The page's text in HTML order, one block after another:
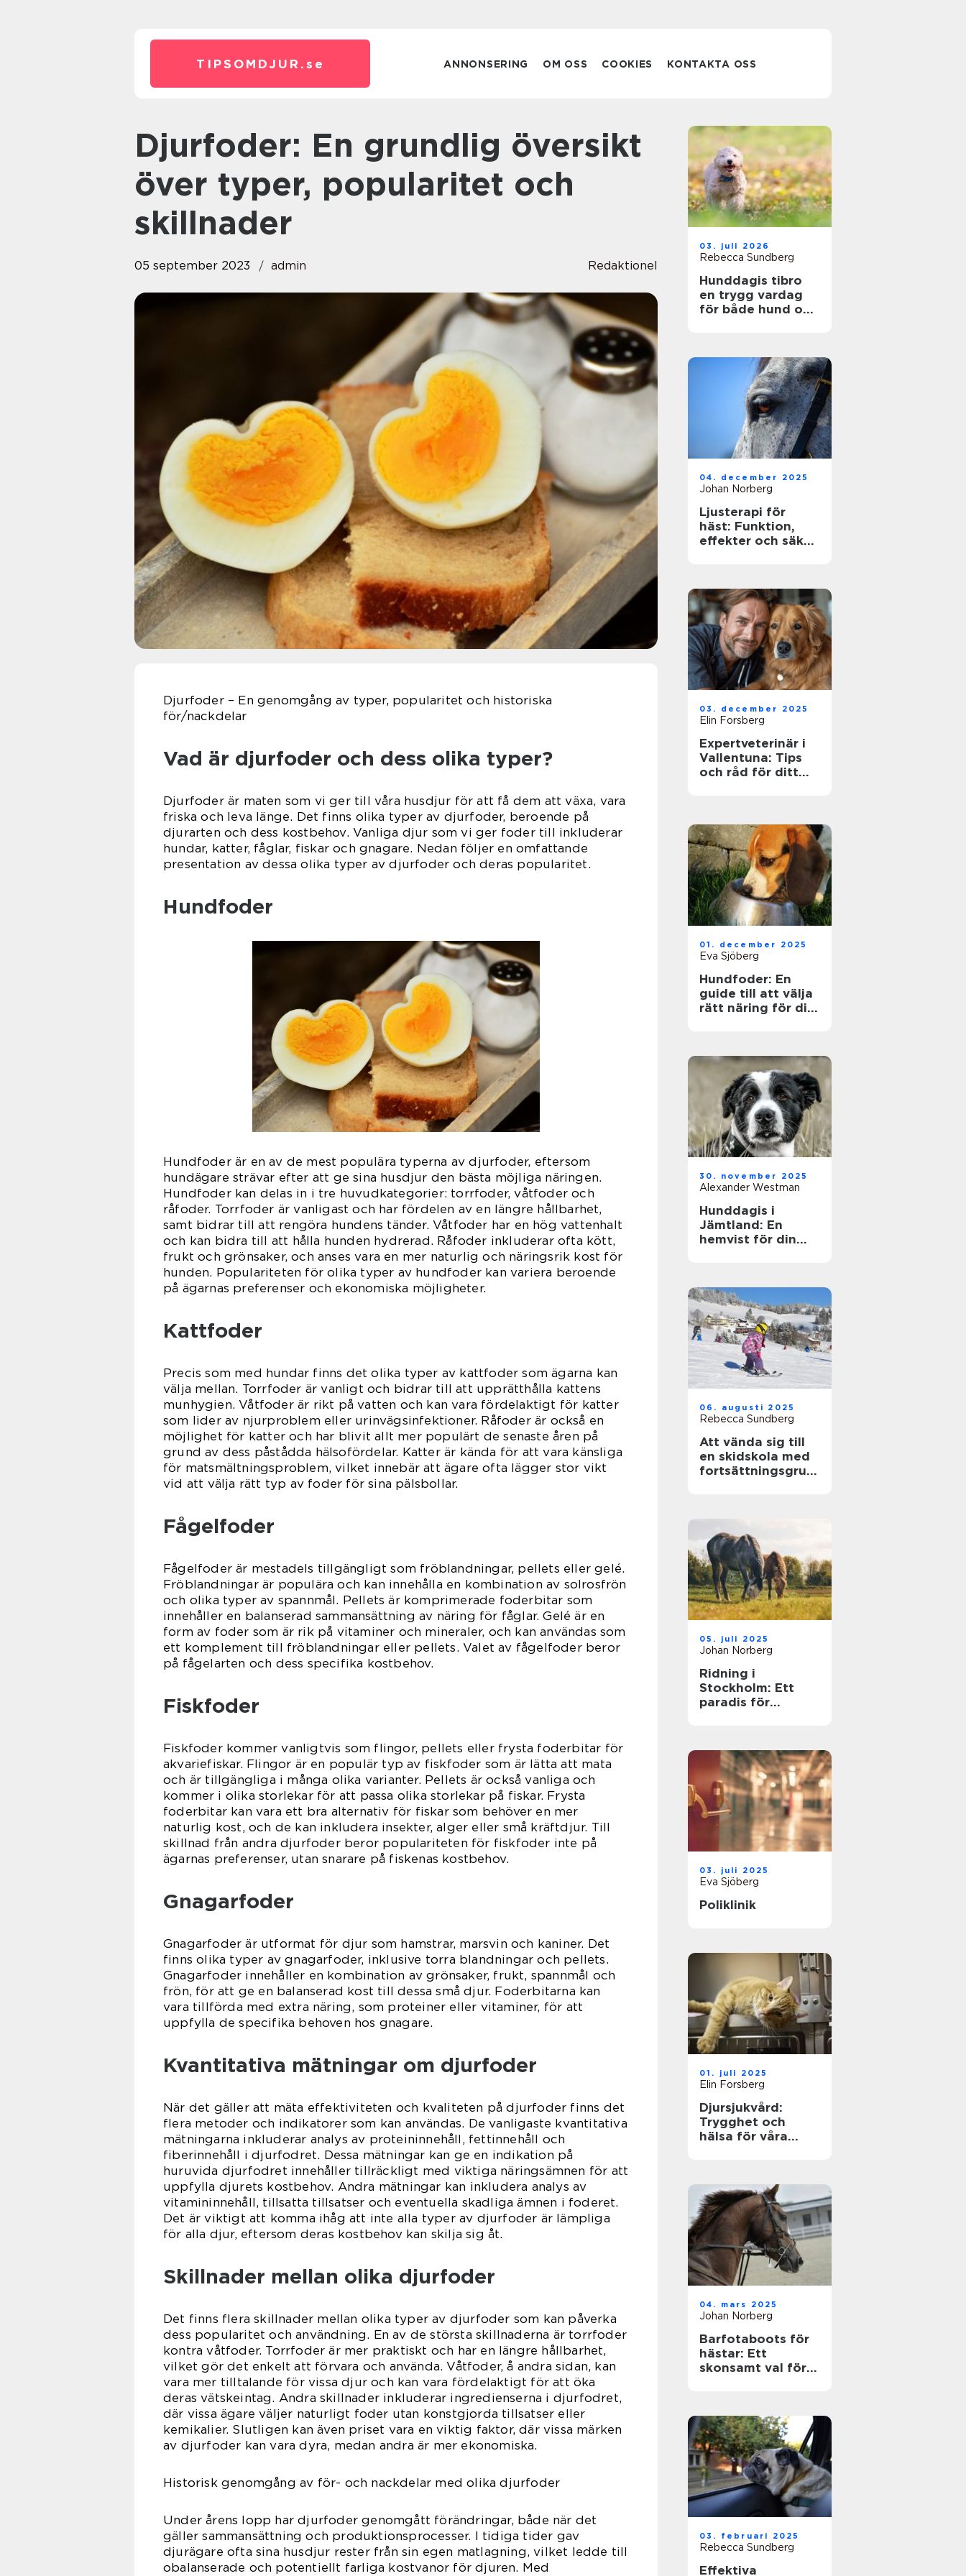
TIPSOMDJUR. se ANNONSERING OM OSS COOKIES KONTAKTA OSS
Djurfoder: En grundlig översikt
över typer, popularitet och
skillnader
05 september 2023 admin Redaktionel
Djurfoder – En genomgång av typer, popularitet och historiska
för/nackdelar
Vad är djurfoder och dess olika typer?
Djurfoder är maten som vi ger till våra husdjur för att få dem att växa, vara
friska och leva länge. Det finns olika typer av djurfoder, beroende på
djurarten och dess kostbehov. Vanliga djur som vi ger foder till inkluderar
hundar, katter, fåglar, fiskar och gnagare. Nedan följer en omfattande
presentation av dessa olika typer av djurfoder och deras popularitet.
Hundfoder
Hundfoder är en av de mest populära typerna av djurfoder, eftersom
hundägare strävar efter att ge sina husdjur den bästa möjliga näringen.
Hundfoder kan delas in i tre huvudkategorier: torrfoder, våtfoder och
råfoder. Torrfoder är vanligast och har fördelen av en längre hållbarhet,
samt bidrar till att rengöra hundens tänder. Våtfoder har en hög vattenhalt
och kan bidra till att hålla hunden hydrerad. Råfoder inkluderar ofta kött,
frukt och grönsaker, och anses vara en mer naturlig och näringsrik kost för
hunden. Populariteten för olika typer av hundfoder kan variera beroende
på ägarnas preferenser och ekonomiska möjligheter.
Kattfoder
Precis som med hundar finns det olika typer av kattfoder som ägarna kan
välja mellan. Torrfoder är vanligt och bidrar till att upprätthålla kattens
munhygien. Våtfoder är rikt på vatten och kan vara fördelaktigt för katter
som lider av njurproblem eller urinvägsinfektioner. Råfoder är också en
möjlighet för katter och har blivit allt mer populärt de senaste åren på
grund av dess påstådda hälsofördelar. Katter är kända för att vara känsliga
för matsmältningsproblem, vilket innebär att ägare ofta lägger stor vikt
vid att välja rätt typ av foder för sina pälsbollar.
Fågelfoder
Fågelfoder är mestadels tillgängligt som fröblandningar, pellets eller gelé.
Fröblandningar är populära och kan innehålla en kombination av solrosfrön
och olika typer av spannmål. Pellets är komprimerade foderbitar som
innehåller en balanserad sammansättning av näring för fåglar. Gelé är en
form av foder som är rik på vitaminer och mineraler, och kan användas som
ett komplement till fröblandningar eller pellets. Valet av fågelfoder beror
på fågelarten och dess specifika kostbehov.
Fiskfoder
Fiskfoder kommer vanligtvis som flingor, pellets eller frysta foderbitar för
akvariefiskar. Flingor är en populär typ av fiskfoder som är lätta att mata
och är tillgängliga i många olika varianter. Pellets är också vanliga och
kommer i olika storlekar för att passa olika storlekar på fiskar. Frysta
foderbitar kan vara ett bra alternativ för fiskar som behöver en mer
naturlig kost, och de kan inkludera insekter, alger eller små kräftdjur. Till
skillnad från andra djurfoder beror populariteten för fiskfoder inte på
ägarnas preferenser, utan snarare på fiskenas kostbehov.
Gnagarfoder
Gnagarfoder är utformat för djur som hamstrar, marsvin och kaniner. Det
finns olika typer av gnagarfoder, inklusive torra blandningar och pellets.
Gnagarfoder innehåller en kombination av grönsaker, frukt, spannmål och
frön, för att ge en balanserad kost till dessa små djur. Foderbitarna kan
vara tillförda med extra näring, som proteiner eller vitaminer, för att
uppfylla de specifika behoven hos gnagare.
Kvantitativa mätningar om djurfoder
När det gäller att mäta effektiviteten och kvaliteten på djurfoder finns det
flera metoder och indikatorer som kan användas. De vanligaste kvantitativa
mätningarna inkluderar analys av proteininnehåll, fettinnehåll och
fiberinnehåll i djurfodret. Dessa mätningar kan ge en indikation på
huruvida djurfodret innehåller tillräckligt med viktiga näringsämnen för att
uppfylla djurets kostbehov. Andra mätningar kan inkludera analys av
vitamininnehåll, tillsatta tillsatser och eventuella skadliga ämnen i foderet.
Det är viktigt att komma ihåg att inte alla typer av djurfoder är lämpliga
för alla djur, eftersom deras kostbehov kan skilja sig åt.
Skillnader mellan olika djurfoder
Det finns flera skillnader mellan olika typer av djurfoder som kan påverka
dess popularitet och användning. En av de största skillnaderna är torrfoder
kontra våtfoder. Torrfoder är mer praktiskt och har en längre hållbarhet,
vilket gör det enkelt att förvara och använda. Våtfoder, å andra sidan, kan
vara mer tilltalande för vissa djur och kan vara fördelaktigt för att öka
deras vätskeintag. Andra skillnader inkluderar ingredienserna i djurfodret,
där vissa ägare väljer naturligt foder utan konstgjorda tillsatser eller
kemikalier. Slutligen kan även priset vara en viktig faktor, där vissa märken
av djurfoder kan vara dyra, medan andra är mer ekonomiska.
Historisk genomgång av för- och nackdelar med olika djurfoder
Under årens lopp har djurfoder genomgått förändringar, både när det
gäller sammansättning och produktionsprocesser. I tidiga tider gav
djurägare ofta sina husdjur rester från sin egen matlagning, vilket ledde till
obalanserade och potentiellt farliga kostvanor för djuren. Med
03. juli 2026
Rebecca Sundberg
Hunddagis tibro
en trygg vardag
för både hund och
04. december 2025
Johan Norberg
Ljusterapi för
häst: Funktion,
effekter och säker
03. december 2025
Elin Forsberg
Expertveterinär i
Vallentuna: Tips
och råd för ditt
01. december 2025
Eva Sjöberg
Hundfoder: En
guide till att välja
rätt näring för din
30. november 2025
Alexander Westman
Hunddagis i
Jämtland: En
hemvist för din
06. augusti 2025
Rebecca Sundberg
Att vända sig till
en skidskola med
fortsättningsgrup
05. juli 2025
Johan Norberg
Ridning i
Stockholm: Ett
paradis för
03. juli 2025
Eva Sjöberg
Poliklinik
01. juli 2025
Elin Forsberg
Djursjukvård:
Trygghet och
hälsa för våra
04. mars 2025
Johan Norberg
Barfotaboots för
hästar: Ett
skonsamt val för
03. februari 2025
Rebecca Sundberg
Effektiva